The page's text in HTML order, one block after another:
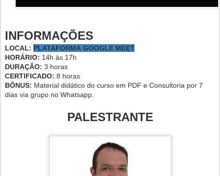
INFORMAÇÕES
LOCAL: PLATAFORMA GOOGLE MEET
HORÁRIO: 14h às 17h
DURAÇÃO: 3 horas
CERTIFICADO: 8 horas
BÔNUS: Material didático do curso em PDF e Consultoria por 7
dias via grupo no Whatsapp.
PALESTRANTE